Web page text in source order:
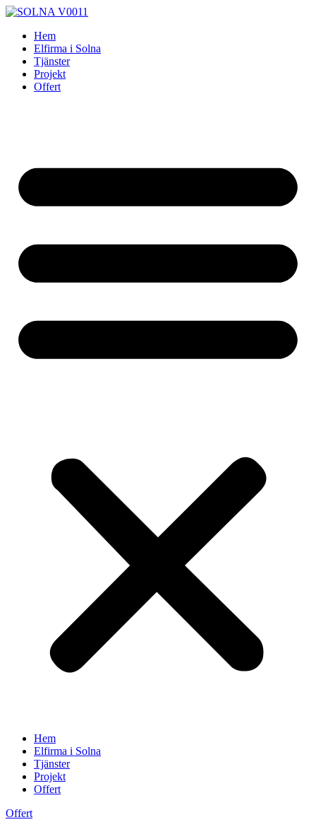
Skip
contentHem
Elfirma i Solna
Tjänster
Projekt
Offert
Hem
Elfirma i Solna
Tjänster
Projekt
Offert
Offert